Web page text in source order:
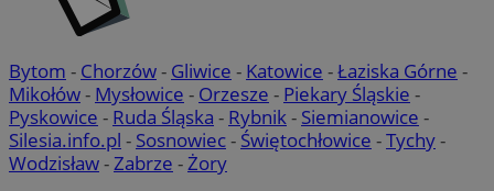
Bytom - Chorzów- Gliwice - Katowice -Łaziska Górne -
Mikołów- Mysłowice - Orzesze - Piekary Śląskie -
Pyskowice - Ruda Śląska - Rybnik- Siemianowice -
Silesia.info.pl - Sosnowiec- Świętochłowice -Tychy-
Wodzisław-Zabrze -Żory